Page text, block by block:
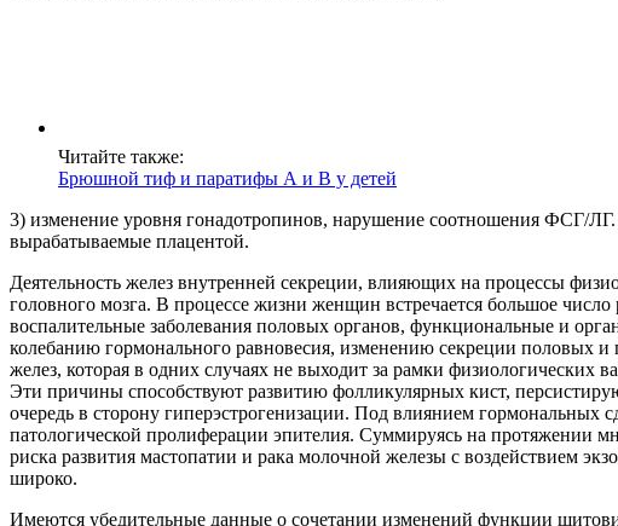
Читайте также:
Брюшной тиф и паратифы А и В у детей
3) изменение уровня гонадотропинов, нарушение соотношения ФСГ/
вырабатываемые плацентой.
Деятельность желез внутренней секреции, влияющих на процессы
головного мозга. В процессе жизни женщин встречается большое
воспалительные заболевания половых органов, функциональные и
колебанию гормонального равновесия, изменению секреции половых
желез, которая в одних случаях не выходит за рамки физиологических
Эти причины способствуют развитию фолликулярных кист,
очередь в сторону гиперэстрогенизации. Под влиянием
патологической пролиферации эпителия. Суммируясь на протяжении
риска развития мастопатии и рака молочной железы с воздействием
широко.
Имеются убедительные данные о сочетании изменений функции